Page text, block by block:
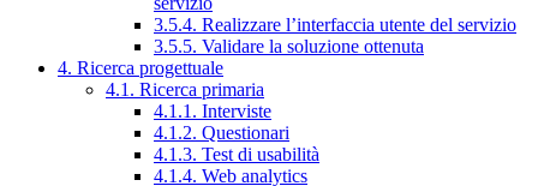
3.5.4. Realizzare l’interfaccia utente del servizio
3.5.5. Validare la soluzione ottenuta
4. Ricerca progettuale
4.1. Ricerca primaria
4.1.1. Interviste
4.1.2. Questionari
4.1.3. Test di usabilità
4.1.4. Web analytics